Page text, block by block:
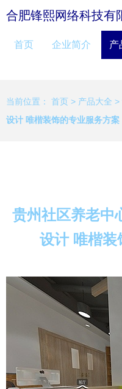
合肥锋熙网络科技有
首页 企业简介 产
当前位置： 首页 > 产品大全 >
设计 唯楷装饰的专业服务方案
贵州社区养老中
设计 唯楷装